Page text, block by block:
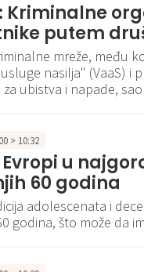
Kriminalne
putem
mreže, među
nasilja" (VaaS) i
ubistva i napade,
> 10:32
u
60 godina
adolescenata i
godina, što može da